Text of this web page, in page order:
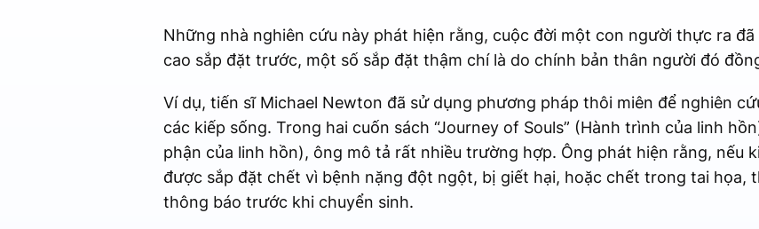
Những nhà nghiên cứu này phát hiện rằng, cuộc đời một con người thực ra
cao sắp đặt trước, một số sắp đặt thậm chí là do chính bản thân người đó
Ví dụ, tiến sĩ Michael Newton đã sử dụng phương pháp thôi miên để nghiên
các kiếp sống. Trong hai cuốn sách “Journey of Souls” (Hành trình của linh
phận của linh hồn), ông mô tả rất nhiều trường hợp. Ông phát hiện rằng, nếu
được sắp đặt chết vì bệnh nặng đột ngột, bị giết hại, hoặc chết trong tai họa,
thông báo trước khi chuyển sinh.